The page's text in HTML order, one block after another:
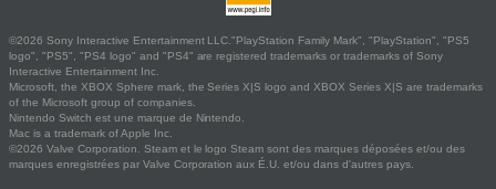
©2026 Sony Interactive Entertainment LLC."PlayStation Family Mark", "PlayStation", "PS5
logo", "PS5", "PS4 logo" and "PS4" are registered trademarks or trademarks of Sony
Interactive Entertainment Inc.
Microsoft, the XBOX Sphere mark, the Series X|S logo and XBOX Series X|S are trademarks
of the Microsoft group of companies.
Nintendo Switch est une marque de Nintendo.
Mac is a trademark of Apple Inc.
©2026 Valve Corporation. Steam et le logo Steam sont des marques déposées et/ou des
marques enregistrées par Valve Corporation aux É.U. et/ou dans d'autres pays.